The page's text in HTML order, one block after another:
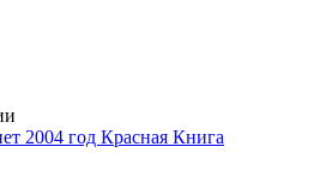
2004 год Красная Книга